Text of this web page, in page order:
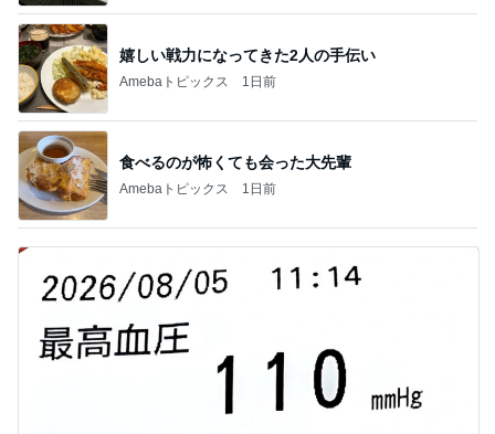
嬉しい戦力になってきた2人の手伝い
Amebaトピックス 1日前
食べるのが怖くても会った大先輩
Amebaトピックス 1日前